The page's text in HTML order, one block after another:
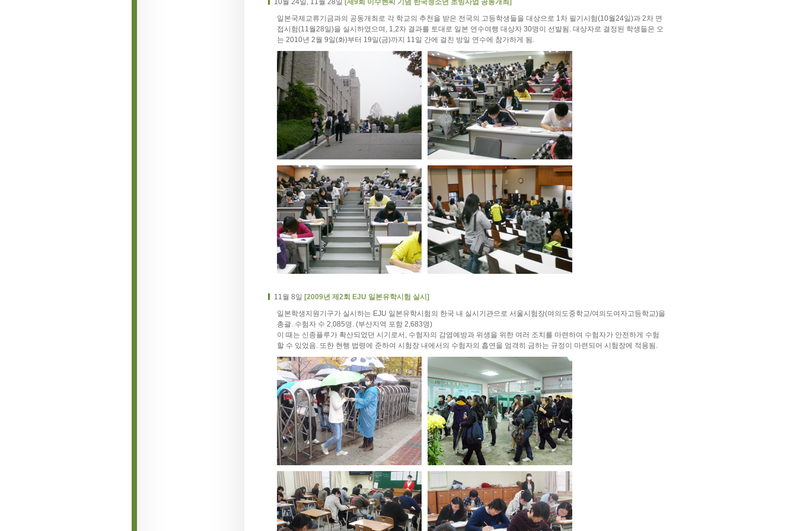
10월 24일, 11월 28일
[제9회 이수현씨 기념 한국청소년 초빙사업 공동개최]
일본국제교류기금과의 공동개최로 각 학교의 추천을 받은 전국의 고등학생들을 대상으로 1차 필기시험(10월24일)과 2차 면
접시험(11월28일)을 실시하였으며, 1,2차 결과를 토대로 일본 연수여행 대상자 30명이 선발됨. 대상자로 결정된 학생들은 오
는 2010년 2월 9일(화)부터 19일(금)까지 11일 간에 걸친 방일 연수에 참가하게 됨.
11월 8일 [2009년 제2회 EJU 일본유학시험 실시]
일본학생지원기구가 실시하는 EJU 일본유학시험의 한국 내 실시기관으로 서울시험장(여의도중학교/여의도여자고등학교)을
총괄. 수험자 수 2,085명. (부산지역 포함 2,683명)
이 때는 신종플루가 확산되었던 시기로서, 수험자의 감염예방과 위생을 위한 여러 조치를 마련하여 수험자가 안전하게 수험
할 수 있었음. 또한 현행 법령에 준하여 시험장 내에서의 수험자의 흡연을 엄격히 금하는 규정이 마련되어 시험장에 적용됨.